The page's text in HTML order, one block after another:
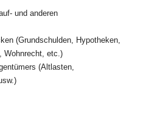
und anderen
(Grundschulden, Hypotheken,
Wohnrecht, etc.)
(Altlasten,